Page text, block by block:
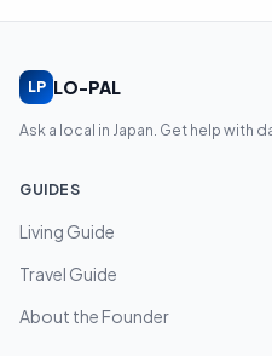
LP LO-PAL
Ask a local in Japan. Get help with
GUIDES
Living Guide
Travel Guide
About the Founder